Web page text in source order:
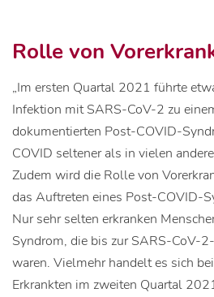
Rolle von
„Im ersten Quartal 2021 führte
Infektion mit SARS-CoV-2 zu
dokumentierten Post-COVID-
COVID seltener als in vielen
Zudem wird die Rolle von
das Auftreten eines Post-COVID-
Nur sehr selten erkranken
Syndrom, die bis zur SARS-CoV-
waren. Vielmehr handelt es sich
Erkrankten im zweiten Quartal